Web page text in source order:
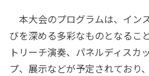
本大会のプログラムは、イン
びを深める多彩なものとなるこ
トリーチ演奏、パネルディスカ
プ、展示などが予定されており